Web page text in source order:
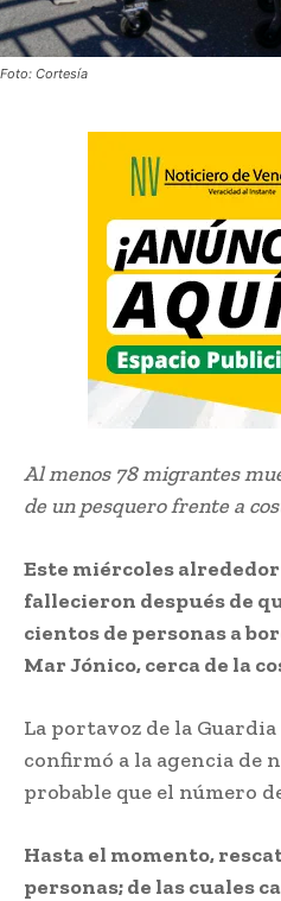
Foto: Cortesía
Al menos 78 migrantes
de un pesquero frente a
Este miércoles
fallecieron después de
cientos de personas a
Mar Jónico, cerca de la
La portavoz de la
confirmó a la agencia de
probable que el número
Hasta el momento,
personas; de las cuales